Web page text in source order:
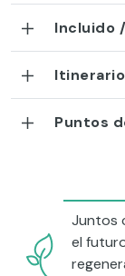
Incluido
Itinerario
Puntos
Juntos
el